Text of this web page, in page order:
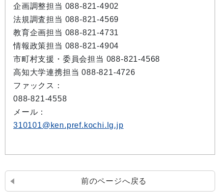
企画調整担当 088-821-4902
法規調査担当 088-821-4569
教育企画担当 088-821-4731
情報政策担当 088-821-4904
市町村支援・委員会担当 088-821-4568
高知大学連携担当 088-821-4726
ファックス：
088-821-4558
メール：
310101@ken.pref.kochi.lg.jp
前のページへ戻る